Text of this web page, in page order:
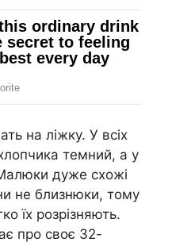
на ліжку. У всіх
темний, а у
Малюки дуже схожі
не близнюки, тому
їх розрізняють.
про своє 32-